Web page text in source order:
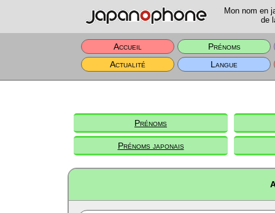
Mon nom en
de
Accueil
Prénoms
Actualité
Langue
Prénoms
Prénoms japonais